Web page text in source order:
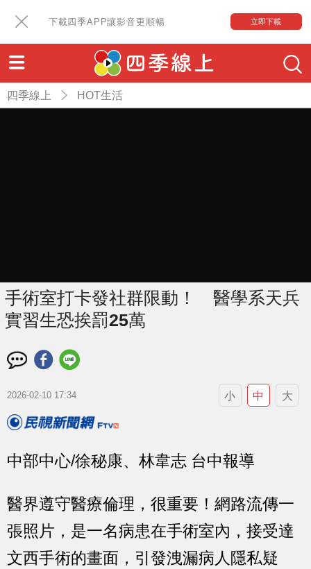
下載四季APP讓影音更順暢 立即下載
四季線上 HOT生活
手術室打卡發社群限動！ 醫學系天兵
實習生恐挨罰25萬
2026-02-10 17:34 小 中 大
中部中心/徐秘康、林韋志 台中報導
醫界遵守醫療倫理，很重要！網路流傳一
張照片，是一名病患在手術室內，接受達
文西手術的畫面，引發洩漏病人隱私疑